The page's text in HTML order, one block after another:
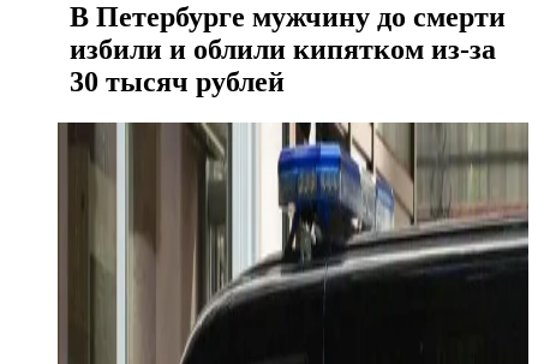
В Петербурге мужчину до смерти
избили и облили кипятком из-за
30 тысяч рублей